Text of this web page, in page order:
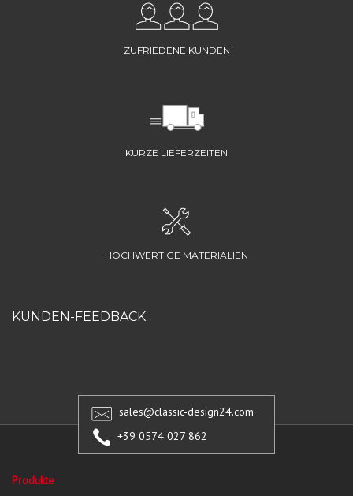
ZUFRIEDENE KUNDEN
KURZE LIEFERZEITEN
HOCHWERTIGE MATERIALIEN
KUNDEN-FEEDBACK
sales@classic-design24.com
+39 0574 027 862
Produkte